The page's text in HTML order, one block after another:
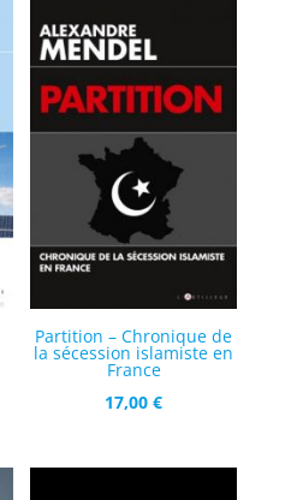
Partition – Chronique de
la sécession islamiste en
France
17,00€